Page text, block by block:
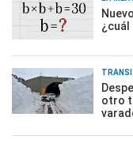
¿cuál
otro